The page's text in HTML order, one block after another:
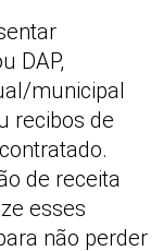
DAP,
municipal
recibos de
de receita
esses
não perder